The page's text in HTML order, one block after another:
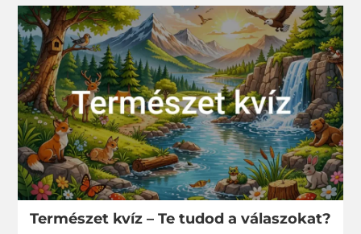
Természet kvíz – Te tudod a válaszokat?